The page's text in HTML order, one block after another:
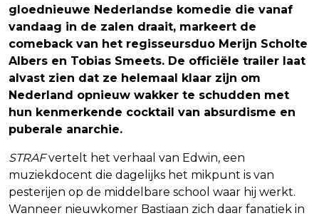
gloednieuwe Nederlandse komedie die vanaf
vandaag in de zalen draait, markeert de
comeback van het regisseursduo Merijn Scholte
Albers en Tobias Smeets. De officiële trailer laat
alvast zien dat ze helemaal klaar zijn om
Nederland opnieuw wakker te schudden met
hun kenmerkende cocktail van absurdisme en
puberale anarchie.
STRAFvertelt het verhaal van Edwin, een
muziekdocent die dagelijks het mikpunt is van
pesterijen op de middelbare school waar hij werkt.
Wanneer nieuwkomer Bastiaan zich daar fanatiek in